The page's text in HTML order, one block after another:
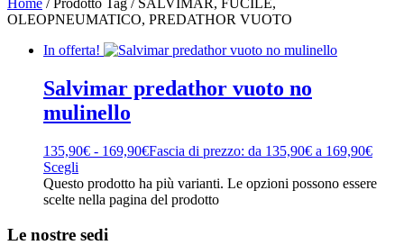
Home / Prodotto Tag / SALVIMAR, FUCILE,
OLEOPNEUMATICO, PREDATHOR VUOTO
In offerta!
Salvimar predathor vuoto no
mulinello
135,90€ - 169,90€Fascia di prezzo: da 135,90€ a 169,90€
Scegli
Questo prodotto ha più varianti. Le opzioni possono essere
scelte nella pagina del prodotto
Le nostre sedi